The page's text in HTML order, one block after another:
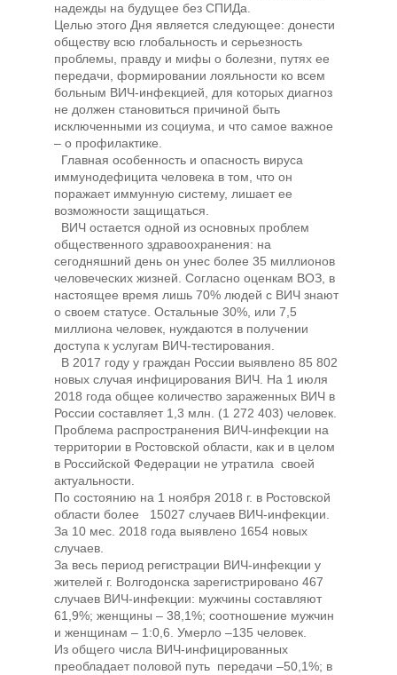
надежды на будущее без СПИДа.
Целью этого Дня является следующее: донести
обществу всю глобальность и серьезность
проблемы, правду и мифы о болезни, путях ее
передачи, формировании лояльности ко всем
больным ВИЧ-инфекцией, для которых диагноз
не должен становиться причиной быть
исключенными из социума, и что самое важное
– о профилактике.
Главная особенность и опасность вируса
иммунодефицита человека в том, что он
поражает иммунную систему, лишает ее
возможности защищаться.
ВИЧ остается одной из основных проблем
общественного здравоохранения: на
сегодняшний день он унес более 35 миллионов
человеческих жизней. Согласно оценкам ВОЗ, в
настоящее время лишь 70% людей с ВИЧ знают
о своем статусе. Остальные 30%, или 7,5
миллиона человек, нуждаются в получении
доступа к услугам ВИЧ-тестирования.
В 2017 году у граждан России выявлено 85 802
новых случая инфицирования ВИЧ. На 1 июля
2018 года общее количество зараженных ВИЧ в
России составляет 1,3 млн. (1 272 403) человек.
Проблема распространения ВИЧ-инфекции на
территории в Ростовской области, как и в целом
в Российской Федерации не утратила своей
актуальности.
По состоянию на 1 ноября 2018 г. в Ростовской
области более 15027 случаев ВИЧ-инфекции.
За 10 мес. 2018 года выявлено 1654 новых
случаев.
За весь период регистрации ВИЧ-инфекции у
жителей г. Волгодонска зарегистрировано 467
случаев ВИЧ-инфекции: мужчины составляют
61,9%; женщины – 38,1%; соотношение мужчин
и женщинам – 1:0,6. Умерло –135 человек.
Из общего числа ВИЧ-инфицированных
преобладает половой путь передачи –50,1%; в